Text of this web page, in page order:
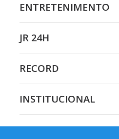
ENTRETENIMENTO
JR 24H
RECORD
INSTITUCIONAL